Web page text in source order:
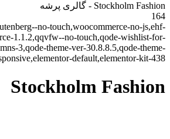
Stockholm Fashion - گالری پرشه
164
no-touch,woocommerce-no-js,ehf-
1.1.2,qqvfw--no-touch,qode-wishlist-for-
3,qode-theme-ver-30.8.8.5,qode-theme-
default,elementor-kit-438
Stockholm Fashion